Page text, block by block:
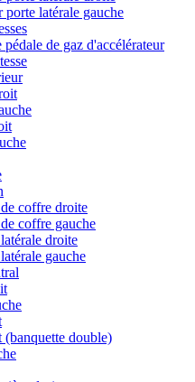
porte latérale gauche
de gaz d'accélérateur
coffre droite
coffre gauche
droite
gauche
(banquette double)